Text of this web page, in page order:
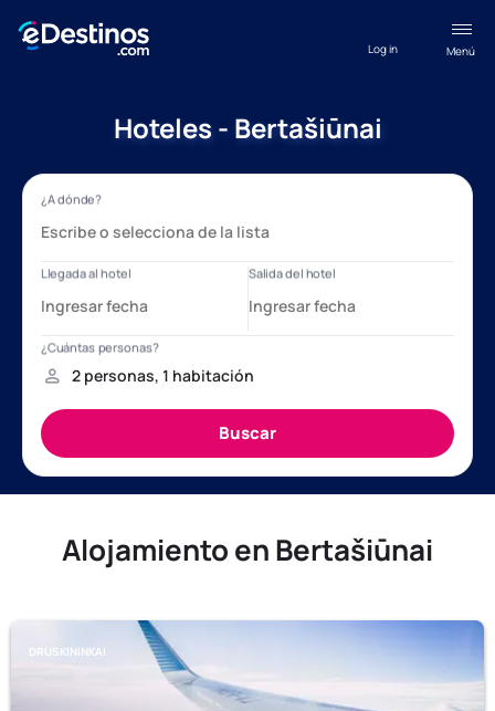
Menú
Log in
Hoteles - Bertašiūnai
Alojamiento en Bertašiūnai
DRUSKININKAI